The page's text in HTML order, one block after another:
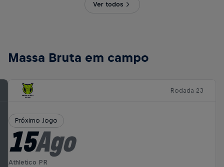
Ver todos
Massa Bruta em campo
Rodada 23
Próximo Jogo
15Ago
Athletico PR